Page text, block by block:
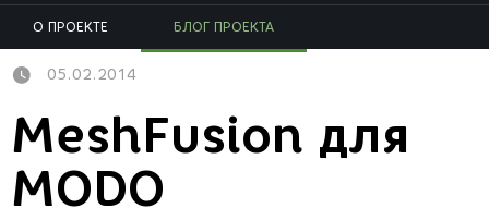
О ПРОЕКТЕ БЛОГ ПРОЕКТА
05.02.2014
MeshFusion для
MODO